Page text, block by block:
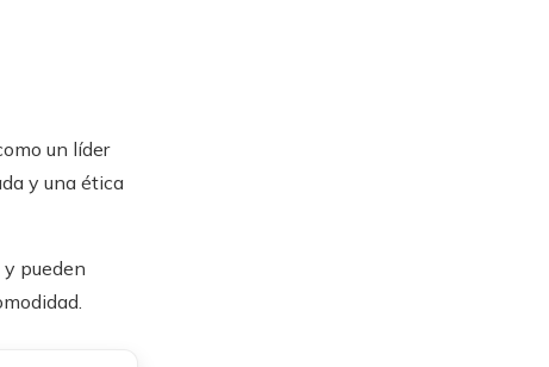
un líder
y una ética
pueden